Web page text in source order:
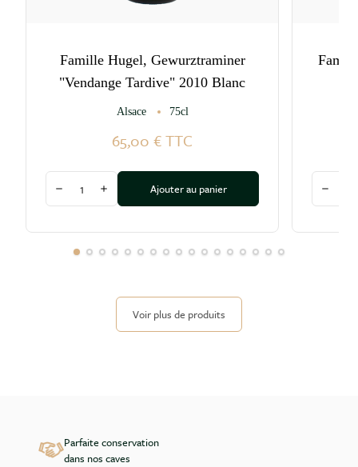
Famille Hugel, Gewurztraminer
"Vendange Tardive" 2010 Blanc
Alsace 75cl
65,00 €TTC
Quantité
Diminuer la quantité
Augmenter la quantité
Ajouter au panier
Quantité
Voir plus de produits
Parfaite conservation
dans nos caves